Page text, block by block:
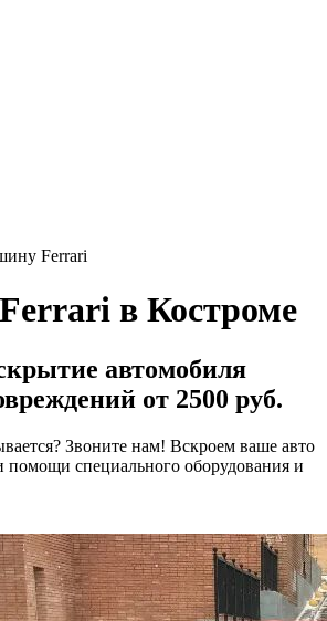
Ferrari
в Костроме
автомобиля
от 2500 руб.
Звоните нам! Вскроем ваше авто
помощи специального оборудования и